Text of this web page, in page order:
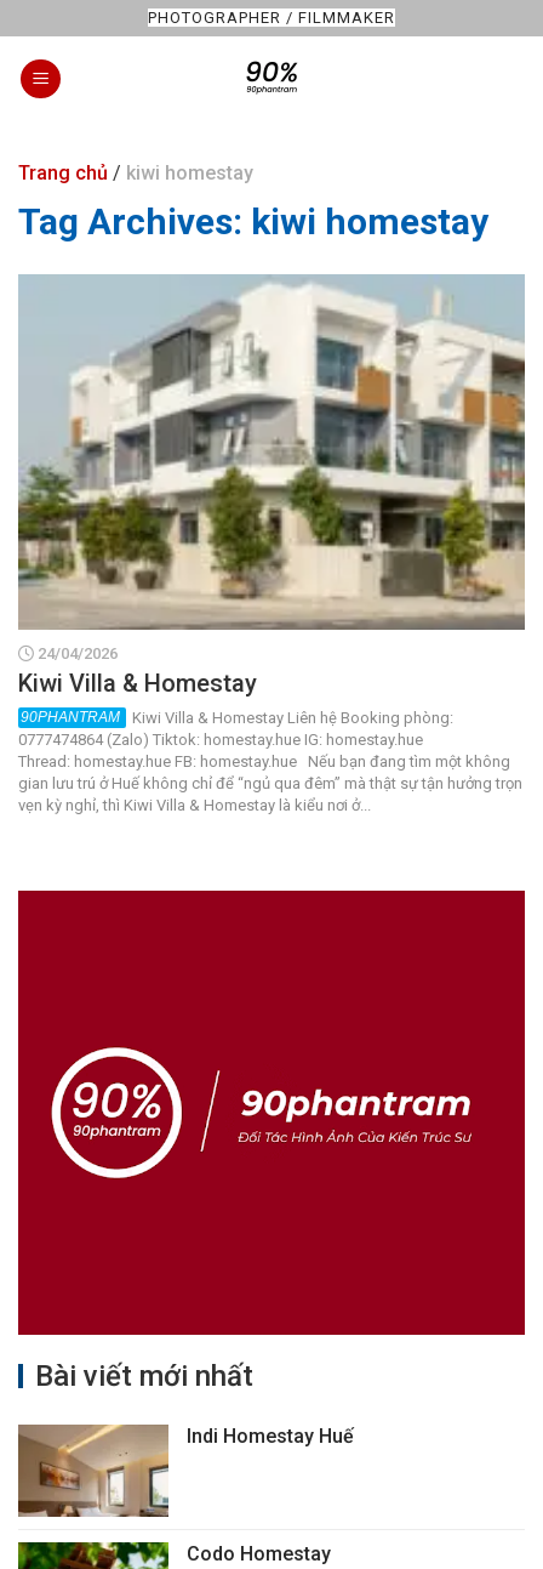
content
PHOTOGRAPHER / FILMMAKER
Trang chủ / kiwi homestay
Tag Archives: kiwi homestay
24/04/2026
Kiwi Villa & Homestay
Kiwi Villa & Homestay Liên hệ Booking phòng:
0777474864 (Zalo) Tiktok: homestay.hue IG: homestay.hue
Thread: homestay.hue FB: homestay.hue Nếu bạn đang tìm một không
gian lưu trú ở Huế không chỉ để “ngủ qua đêm” mà thật sự tận hưởng trọn
vẹn kỳ nghỉ, thì Kiwi Villa & Homestay là kiểu nơi ở...
Bài viết mới nhất
Indi Homestay Huế
Codo Homestay